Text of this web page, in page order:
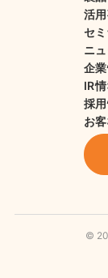
活
セ
ニ
企
IR
採
お
©